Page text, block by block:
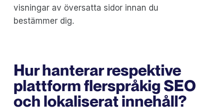
visningar av översatta sidor innan du
bestämmer dig.
Hur hanterar respektive
plattform flerspråkig SEO
och lokaliserat innehåll?